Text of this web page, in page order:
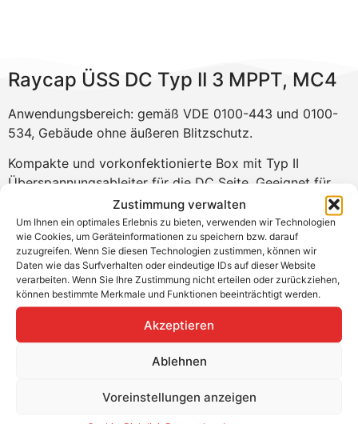
Zustimmung verwalten
Um Ihnen ein optimales Erlebnis zu bieten, verwenden wir Technologien
wie Cookies, um Geräteinformationen zu speichern bzw. darauf
zuzugreifen. Wenn Sie diesen Technologien zustimmen, können wir
Daten wie das Surfverhalten oder eindeutige IDs auf dieser Website
verarbeiten. Wenn Sie Ihre Zustimmung nicht erteilen oder zurückziehen,
können bestimmte Merkmale und Funktionen beeinträchtigt werden.
Akzeptieren
Ablehnen
Voreinstellungen anzeigen
Raycap ÜSS DC Typ II 3 MPPT, MC4
Anwendungsbereich: gemäß VDE 0100-443 und 0100-
534, Gebäude ohne äußeren Blitzschutz.
Kompakte und vorkonfektionierte Box mit Typ II
Überspannungsableiter für die DC Seite. Geeignet für
Wechselrichter mit bis zu 3 MPP bis 1100 V DC
Spannung. Die MC4 Anschlüsse ermöglichen eine
schnelle Installation in V-Verdrahtung.
Produktvorteile:
Zuverlässiger Schutz von PV-Wechselrichtern vor
Überspannungen auf der DC-Seite
Einfache Installation mit beiliegender
Kompaktes, UV-beständiges Gehäuse mit hoher